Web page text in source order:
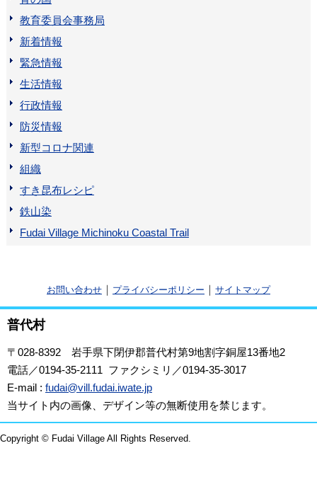
教育委員会事務局
新着情報
緊急情報
生活情報
行政情報
防災情報
新型コロナ関連
組織
すき昆布レシピ
鉄山染
Fudai Village Michinoku Coastal Trail
お問い合わせ ｜ プライバシーポリシー ｜ サイトマップ
普代村
〒028-8392 岩手県下閉伊郡普代村第9地割字銅屋13番地2
電話／0194-35-2111 ファクシミリ／0194-35-3017
E-mail : fudai@vill.fudai.iwate.jp
当サイト内の画像、デザイン等の無断使用を禁じます。
Copyright © Fudai Village All Rights Reserved.